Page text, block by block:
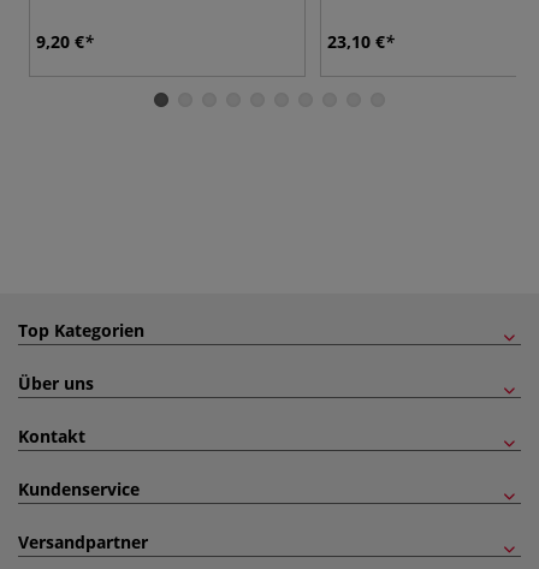
9,20 € 23,10 €
Top Kategorien
Über uns
Kontakt
Kundenservice
Versandpartner